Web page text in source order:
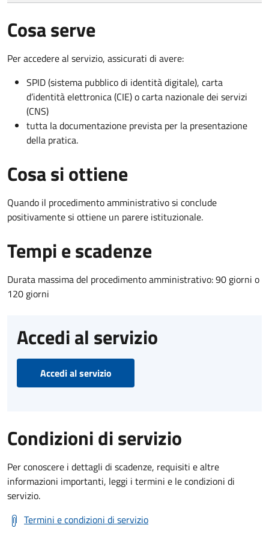
Cosa serve
Per accedere al servizio, assicurati di avere:
SPID (sistema pubblico di identità digitale), carta
d’identità elettronica (CIE) o carta nazionale dei servizi
(CNS)
tutta la documentazione prevista per la presentazione
della pratica.
Cosa si ottiene
Quando il procedimento amministrativo si conclude
positivamente si ottiene un parere istituzionale.
Tempi e scadenze
Durata massima del procedimento amministrativo: 90 giorni o
120 giorni
Accedi al servizio
Accedi al servizio
Condizioni di servizio
Per conoscere i dettagli di scadenze, requisiti e altre
informazioni importanti, leggi i termini e le condizioni di
servizio.
Termini e condizioni di servizio